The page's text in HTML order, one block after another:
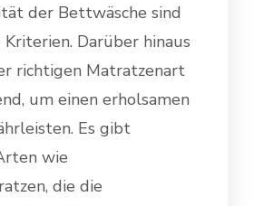
der Bettwäsche sind
Darüber hinaus
richtigen Matratzenart
um einen erholsamen
Es gibt
wie
die die